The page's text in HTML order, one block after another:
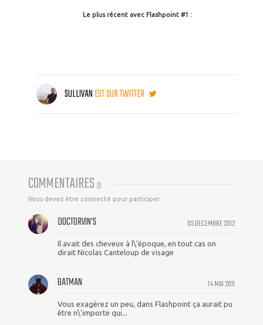
Le plus récent avec Flashpoint #1 :
SULLIVANEST SUR TWITTER
COMMENTAIRES (3)
Vous devez être connecté pour participer
05 DECEMBRE 2012
DOCTORVIN'S
Il avait des cheveux à l\'époque, en tout cas on
dirait Nicolas Canteloup de visage
14 MAI 2011
BATMAN
Vous exagérez un peu, dans Flashpoint ça aurait pu
être n\'importe qui...